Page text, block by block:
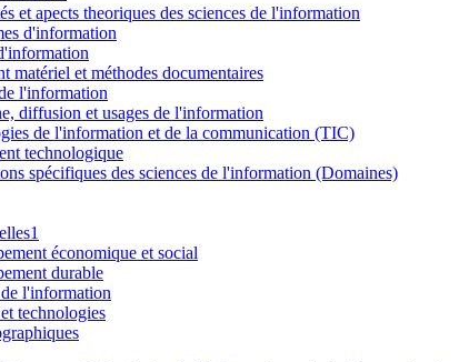
et apects theoriques des sciences de l'information
d'information
matériel et méthodes documentaires
l'information
diffusion et usages de l'information
de l'information et de la communication (TIC)
technologique
spécifiques des sciences de l'information (Domaines)
économique et social
durable
de l'information
technologies